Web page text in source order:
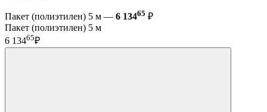
Пакет (полиэтилен) 5 м — 6 13465 ₽
Пакет (полиэтилен) 5 м
6 13465₽